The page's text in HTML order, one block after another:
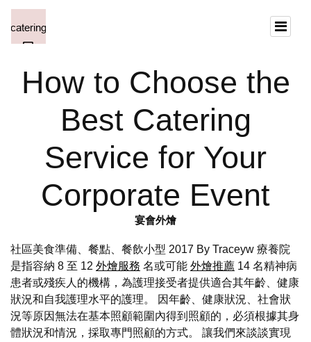
How to Choose the
Best Catering
Service for Your
Corporate Event
宴會外燴
社區美食準備、餐點、餐飲小型 2017 By Traceyw 療養院
是指容納 8 至 12 外燴服務 名或可能 外燴推薦 14 名精神病
患者或殘疾人的機構，為護理接受者提供適合其年齡、健康
狀況和自我護理水平的護理。 因年齡、健康狀況、社會狀
況等原因無法在基本照顧範圍內得到照顧的，必須根據其身
體狀況和情況，採取專門照顧的方式。 讓我們來談談實現